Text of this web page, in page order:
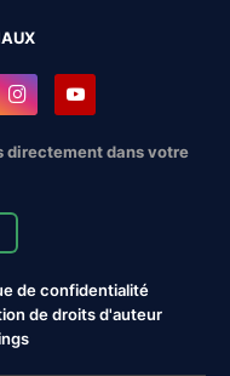
directement dans votre
de confidentialité
de droits d'auteur